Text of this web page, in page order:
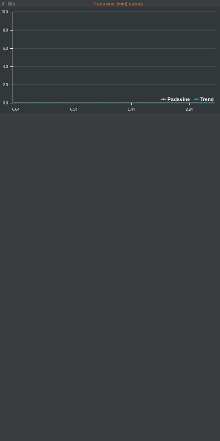
X Blizu Padavine (mm) danas